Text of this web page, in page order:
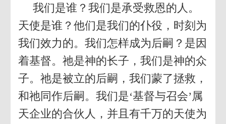
我们是谁？我们是承受救恩的人。
天使是谁？他们是我们的仆役，时刻为
我们效力的。我们怎样成为后嗣？是因
着基督。祂是神的长子，我们是神的众
子。祂是被立的后嗣，我们蒙了拯救，
和祂同作后嗣。我们是‘基督与召会’属
天企业的合伙人，并且有千万的天使为